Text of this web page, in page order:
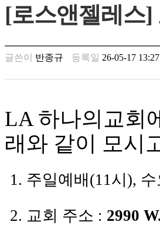
남
찾
은
꼴
크
소
minky
체
안
[로스앤젤레스]
글쓴이 반종규 등록일 26-05-17 13:27
LA 하나의교회
래와 같이 모시
1. 주일예배 (11 시 ),
2. 교회 주소 : 2990